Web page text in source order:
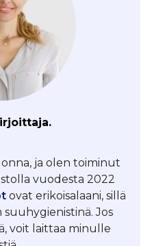
ja olen toiminut
vuodesta 2022
ovat erikoisalaani, sillä
Jos
voit laittaa minulle